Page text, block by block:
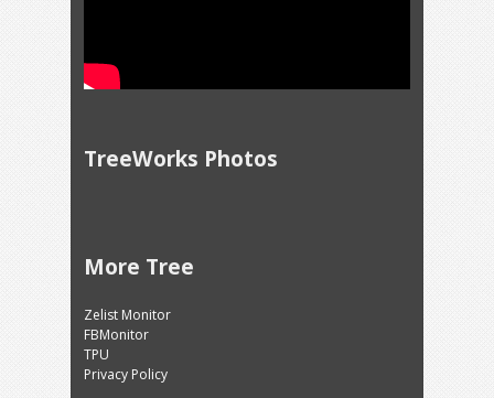
TreeWorks Photos
More Tree
Zelist Monitor
FBMonitor
TPU
Privacy Policy